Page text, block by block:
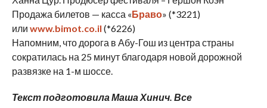
Продажа билетов — касса «Браво» (*3221)
или www.bimot.co.il (*6226)
Напомним, что дорога в Абу-Гош из центра страны
сократилась на 25 минут благодаря новой дорожной
развязке на 1-м шоссе.
Текст подготовила Маша Хинич. Все